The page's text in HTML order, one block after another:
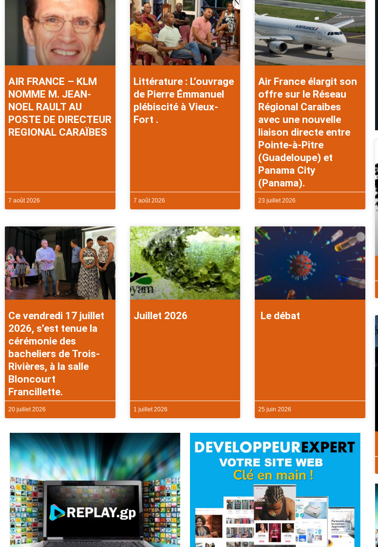
AIR FRANCE – KLM
NOMME M. JEAN-
NOEL RAULT AU
POSTE DE DIRECTEUR
REGIONAL CARAÏBES
7 août 2026
Littérature : L’ouvrage
de Pierre Émmanuel
plébiscité à Vieux-
Fort .
7 août 2026
Air France élargit son
offre sur le Réseau
Régional Caraibes
avec une nouvelle
liaison directe entre
Pointe-à-Pitre
(Guadeloupe) et
Panama City
(Panama).
23 juillet 2026
Ce vendredi 17 juillet
2026, s’est tenue la
cérémonie des
bacheliers de Trois-
Rivières, à la salle
Bloncourt
Francillette.
20 juillet 2026
Juillet 2026
1 juillet 2026
Le débat
25 juin 2026